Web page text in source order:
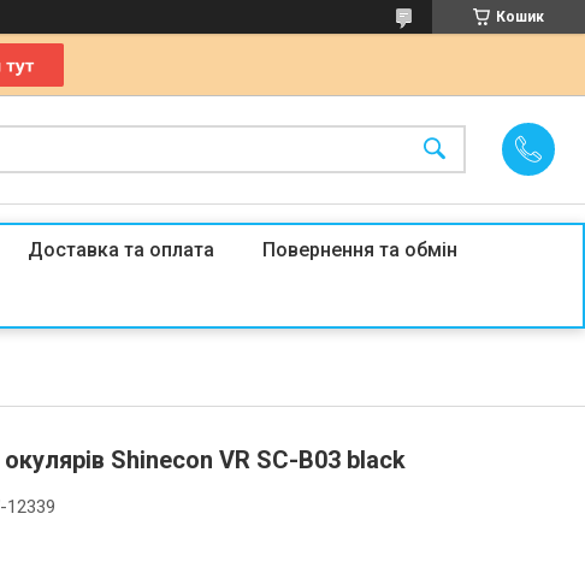
Кошик
Доставка та оплата Повернення та обмін
Shinecon VR SC-B03 black
12339